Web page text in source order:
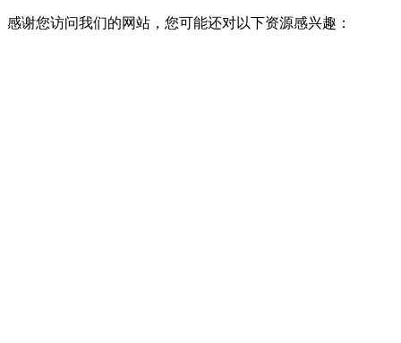
感谢您访问我们的网站，您可能还对以下资源感兴趣：